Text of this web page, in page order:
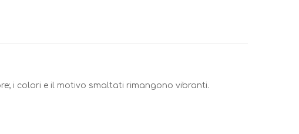
i colori e il motivo smaltati rimangono vibranti.